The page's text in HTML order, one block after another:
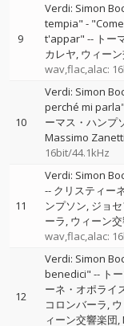
9
Verdi: Simon
tempia" -
t'appar" -- トー
カレヤ ウィー
wav,flac,alac:
10
Verdi: Simon
perché mi parla"
ーマス・ハンプ
Massimo Zanetti
16bit/44.1kHz
11
Verdi: Simon
-- クリスティー
ンプソン ジョ
ーラ ウィーン
wav,flac,alac:
12
Verdi: Simon
benedici" -- ト
ーネ・オポライ
コロンバーラ
ィーン交響楽団